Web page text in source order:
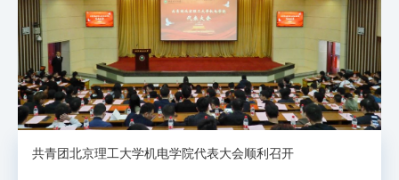
共青团北京理工大学机电学院代表大会顺利召开